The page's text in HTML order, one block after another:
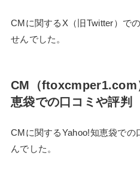
CMに関するX（旧Twitter）で
せんでした。
CM（ftoxcmper1.com
恵袋での口コミや評判
CMに関するYahoo!知恵袋で
んでした。